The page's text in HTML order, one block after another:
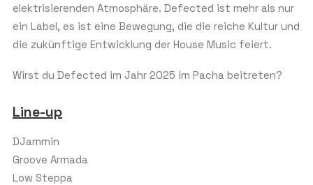
elektrisierenden Atmosphäre. Defected ist mehr als nur
ein Label, es ist eine Bewegung, die die reiche Kultur und
die zukünftige Entwicklung der House Music feiert.
Wirst du Defected im Jahr 2025 im Pacha beitreten?
Line-up
DJammin
Groove Armada
Low Steppa